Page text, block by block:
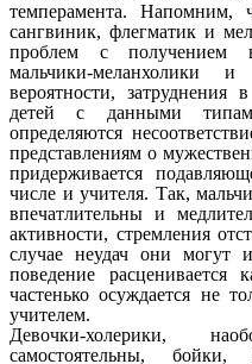
темперамента. Напомним,
сангвиник, флегматик и
проблем с получением
мальчики-меланхолики
вероятности,
детей с данными
определяются
представлениям о
придерживается
числе и учителя. Так,
впечатлительны и
активности, стремления
случае неудач они могут
поведение
частенько осуждается не
учителем.
Девочки-холерики,
самостоятельны,